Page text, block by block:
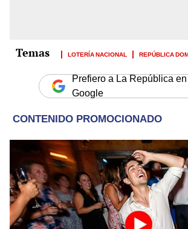
LOTERÍA NACIONAL REPÚBLICA
Prefiero a La República en
Google